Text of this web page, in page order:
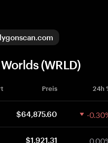
(WRLD)
Preis 24h
$64,875.60 -
$1,921.31